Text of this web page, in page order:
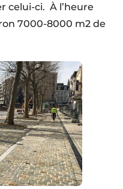
celui-ci. À l’heure
7000-8000 m2 de